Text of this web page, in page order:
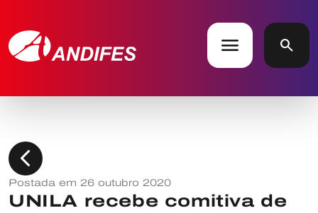
menu search
chevron_left
Postada em 26 outubro 2020
UNILA recebe comitiva de